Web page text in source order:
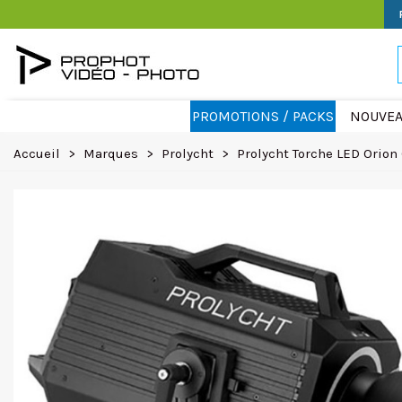
PROMOTIONS / PACKS
Accueil > Marques > Prolycht > Prolycht Torche LED Orion